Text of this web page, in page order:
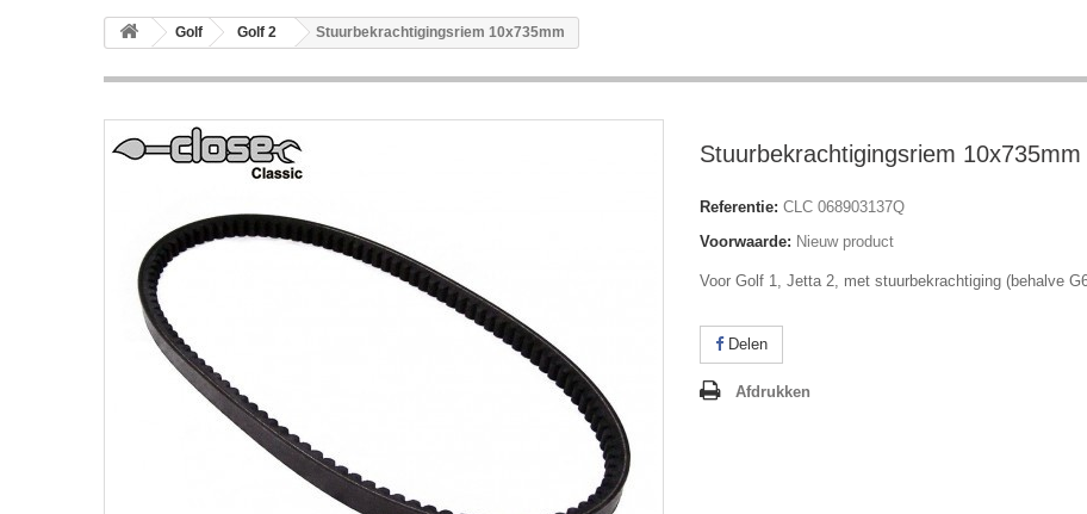
Golf Golf 2 Stuurbekrachtigingsriem 10x735mm
Stuurbekrachtigingsriem 10x735mm
Referentie: CLC 068903137Q
Voorwaarde: Nieuw product
Voor Golf 1, Jetta 2, met stuurbekrachtiging (behalve
Delen
Afdrukken